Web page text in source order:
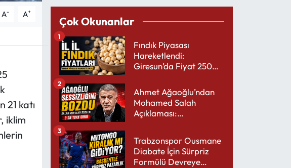
A- A+
21 katı
iklim
Çok Okunanlar
Fındık Piyasası
Hareketlendi:
Giresun’da Fiyat 250
1
Ahmet Ağaoğlu’ndan
Mohamed Salah
Açıklaması:
Yakışır
2
Trabzonspor Ousmane
Diabate İçin Sürpriz
Formülü Devreye
3